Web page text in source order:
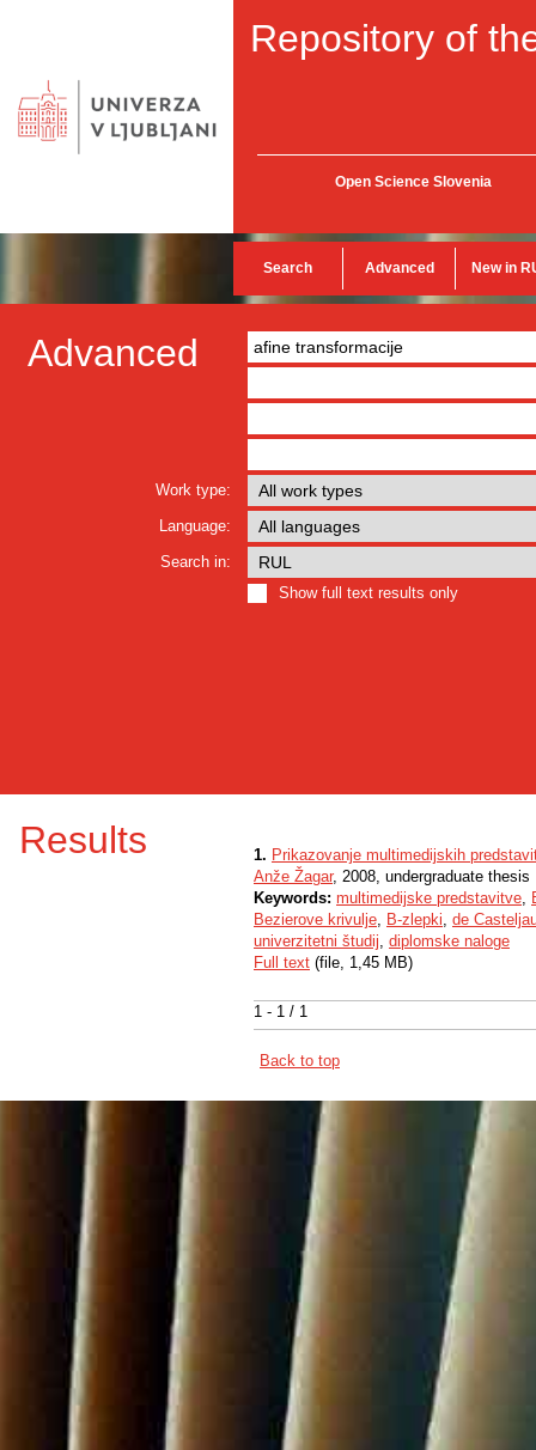
Repository of
Open Science Slovenia
Search Advanced New in
Advanced
Work type:
Language:
Search in:
Show full text results only
Results
1 - 1 / 1
1. Prikazovanje multimedijskih
Anže Žagar, 2008, undergraduate thesis
Keywords: multimedijske predstavitve,
Bezierove krivulje, B-zlepki, de
univerzitetni študij, diplomske naloge
Full text (file, 1,45 MB)
Back to top